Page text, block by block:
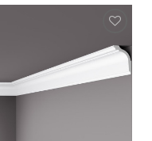
Legg til
ønskeliste